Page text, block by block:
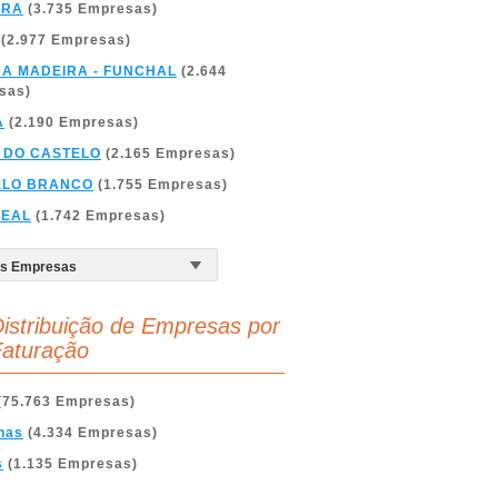
(3.735 Empresas)
(2.977 Empresas)
MADEIRA - FUNCHAL (2.644
(2.190 Empresas)
CASTELO (2.165 Empresas)
BRANCO (1.755 Empresas)
(1.742 Empresas)
de Empresas por
Empresas)
(4.334 Empresas)
(1.135 Empresas)